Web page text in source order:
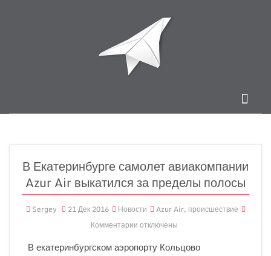
В Екатеринбурге самолет авиакомпании
Azur Air выкатился за пределы полосы
Sergey 21 Дек 2016 Новости Azur Air, происшествие
Комментарии отключены
Векатеринбургском аэропорту Кольцово